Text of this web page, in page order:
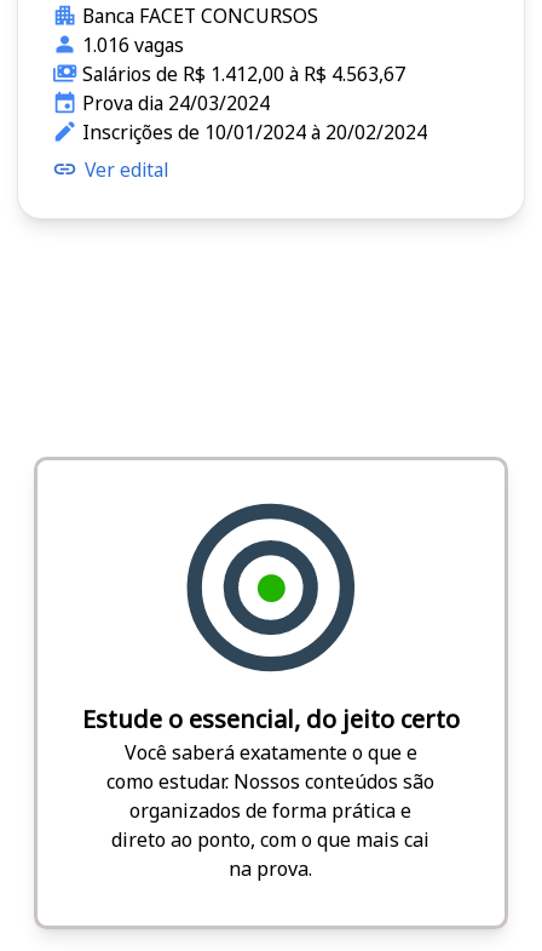
Banca FACET CONCURSOS
1.016 vagas
Salários de R$ 1.412,00 à R$ 4.563,67
Prova dia 24/03/2024
Inscrições de 10/01/2024 à 20/02/2024
Ver edital
Estude o essencial, do jeito certo
Você saberá exatamente o que e
como estudar. Nossos conteúdos são
organizados de forma prática e
direto ao ponto, com o que mais cai
na prova.